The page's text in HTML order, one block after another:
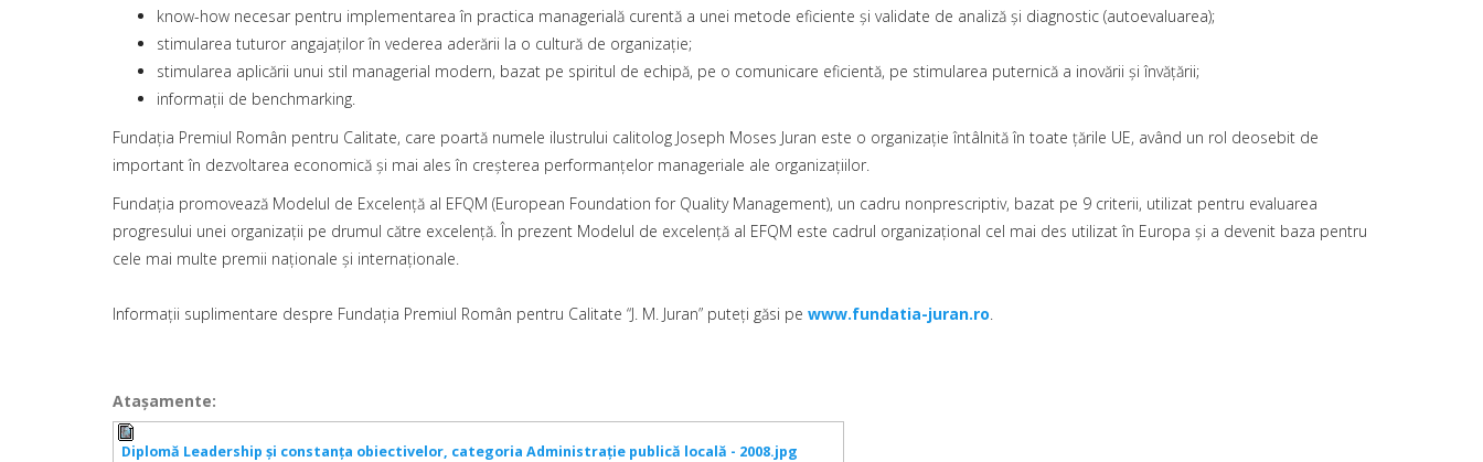
know-how necesar pentru implementarea în practica managerială curentă a unei metode eficiente şi validate de analiză şi diagnostic (autoevaluarea);
stimularea tuturor angajaţilor în vederea aderării la o cultură de organizaţie;
stimularea aplicării unui stil managerial modern, bazat pe spiritul de echipă, pe o comunicare eficientă, pe stimularea puternică a inovării şi învăţării;
informaţii de benchmarking.
Fundaţia Premiul Român pentru Calitate, care poartă numele ilustrului calitolog Joseph Moses Juran este o organizaţie întâlnită în toate ţările UE, având un rol deosebit de
important în dezvoltarea economică şi mai ales în creşterea performanţelor manageriale ale organizaţiilor.
Fundaţia promovează Modelul de Excelenţă al EFQM (European Foundation for Quality Management), un cadru nonprescriptiv, bazat pe 9 criterii, utilizat pentru evaluarea
progresului unei organizaţii pe drumul către excelenţă. În prezent Modelul de excelenţă al EFQM este cadrul organizaţional cel mai des utilizat în Europa şi a devenit baza pentru
cele mai multe premii naţionale şi internaţionale.
Informaţii suplimentare despre Fundaţia Premiul Român pentru Calitate “J. M. Juran” puteţi găsi pe www.fundatia-juran.ro.
Ataşamente:
Diplomă Leadership şi constanţa obiectivelor, categoria Administraţie publică locală - 2008.jpg